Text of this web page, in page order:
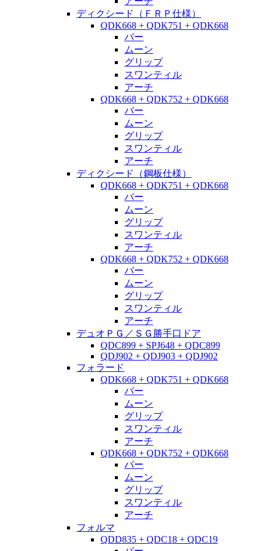
ディクシード（ＦＲＰ仕様）
QDK668 + QDK751 + QDK668
バー
ムーン
グリップ
スワンティル
アーチ
QDK668 + QDK752 + QDK668
バー
ムーン
グリップ
スワンティル
アーチ
ディクシード（鋼板仕様）
QDK668 + QDK751 + QDK668
バー
ムーン
グリップ
スワンティル
アーチ
QDK668 + QDK752 + QDK668
バー
ムーン
グリップ
スワンティル
アーチ
デュオＰＧ／ＳＧ勝手口ドア
QDC899 + SPJ648 + QDC899
QDJ902 + QDJ903 + QDJ902
フォラード
QDK668 + QDK751 + QDK668
バー
ムーン
グリップ
スワンティル
アーチ
QDK668 + QDK752 + QDK668
バー
ムーン
グリップ
スワンティル
アーチ
フォルマ
QDD835 + QDC18 + QDC19